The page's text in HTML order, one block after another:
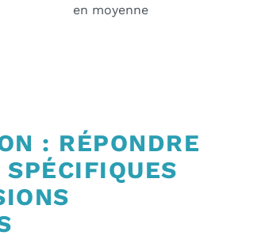
en moyenne
: RÉPONDRE